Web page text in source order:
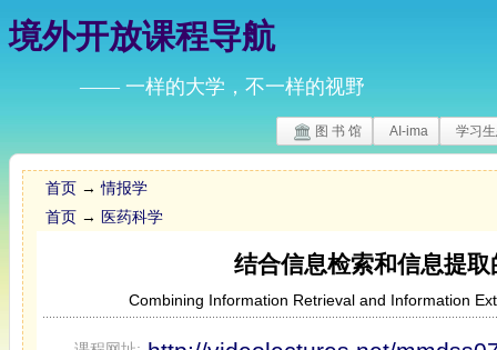
境外开放课程导航
—— 一样的大学，不一样的视野
图 书 馆 AI-ima 学习
首页 →情报学
首页 → 医药科学
结合信息检索和信息提
Combining Information Retrieval and Information